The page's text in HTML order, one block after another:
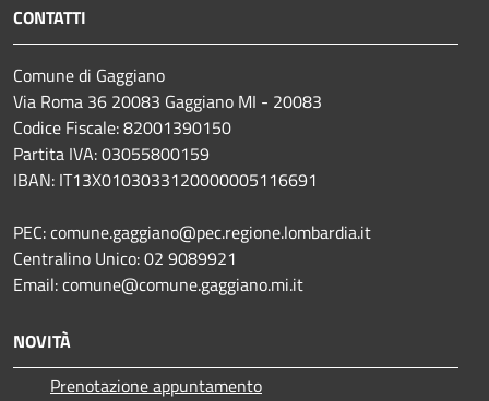
CONTATTI
Comune di Gaggiano
Via Roma 36 20083 Gaggiano MI - 20083
Codice Fiscale: 82001390150
Partita IVA: 03055800159
IBAN: IT13X0103033120000005116691
PEC: comune.gaggiano@pec.regione.lombardia.it
Centralino Unico: 02 9089921
Email: comune@comune.gaggiano.mi.it
NOVITÀ
Prenotazione appuntamento